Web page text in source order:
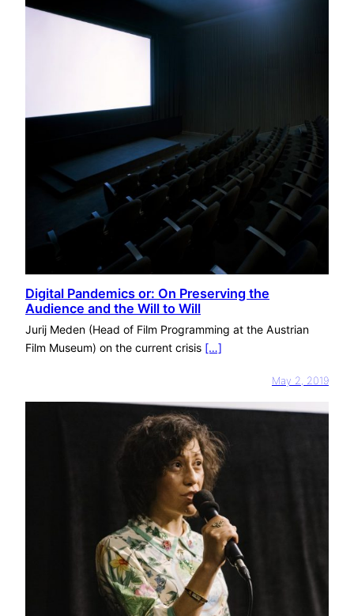
Digital Pandemics or: On Preserving the
Audience and the Will to Will
Jurij Meden (Head of Film Programming at the Austrian
Film Museum) on the current crisis […]
May 2, 2019